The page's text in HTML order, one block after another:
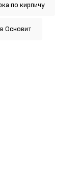
по кирпичу
Основит